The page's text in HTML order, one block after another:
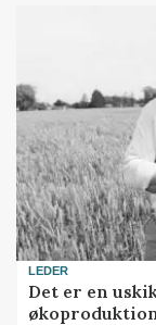
LEDER
Det er en
økoproduktion